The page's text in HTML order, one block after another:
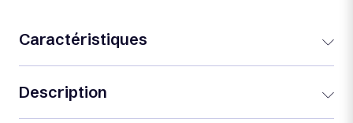
Caractéristiques
Description